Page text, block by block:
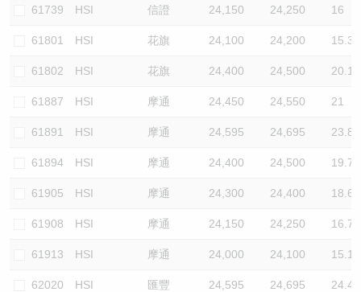
61739 HSI 信證 24,150 24,250 16
61801 HSI 花旗 24,100 24,200 15.3
61802 HSI 花旗 24,400 24,500 20.1
61887 HSI 摩通 24,450 24,550 21
61891 HSI 摩通 24,595 24,695 23.8
61894 HSI 摩通 24,400 24,500 19.7
61905 HSI 摩通 24,300 24,400 18.6
61908 HSI 摩通 24,150 24,250 16.7
61913 HSI 摩通 24,000 24,100 15.1
62020 HSI 匯豐 24,595 24,695 24.4